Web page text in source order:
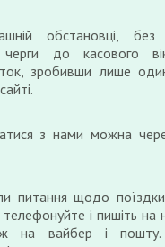
обстановці, без
черги до касового
зробивши лише
з нами можна
питання щодо
і пишіть на
на вайбер і пошту.